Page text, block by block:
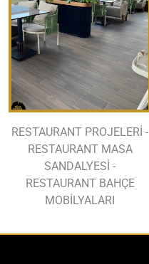
RESTAURANT PROJELERİ -
RESTAURANT MASA
SANDALYESİ -
RESTAURANT BAHÇE
MOBİLYALARI